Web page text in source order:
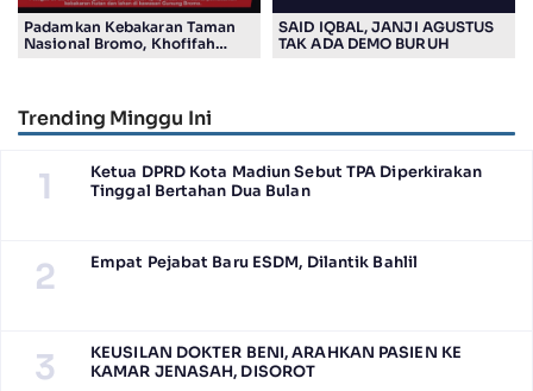
Padamkan Kebakaran Taman
Nasional Bromo, Khofifah
SAID IQBAL, JANJI AGUSTUS
TAK ADA DEMO BURUH
Trending Minggu Ini
1
Ketua DPRD Kota Madiun Sebut TPA Diperkirakan
Tinggal Bertahan Dua Bulan
2 Empat Pejabat Baru ESDM, Dilantik Bahlil
3
KEUSILAN DOKTER BENI, ARAHKAN PASIEN KE
KAMAR JENASAH, DISOROT